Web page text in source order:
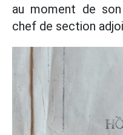
au moment de
chef de section